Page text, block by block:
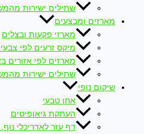
שתילים ישירות
מארזים ומבצעים
מארזי פקעות ובצלים
מיקס זרעים לפי
מארזים לפי אזורים
שתילים ישירות
שיקום נופי
אחו טבעי
העתקת גיאופיטים
דף עזר לאדריכלי